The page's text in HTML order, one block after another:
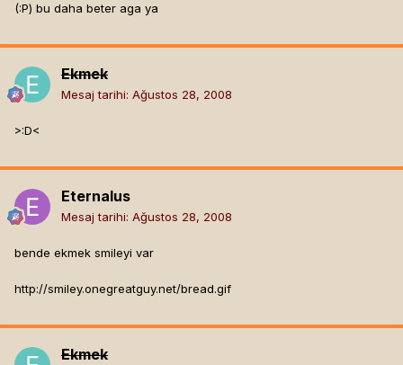
(:P) bu daha beter aga ya
Ekmek
Mesaj tarihi: Ağustos 28, 2008
>:D<
Eternalus
Mesaj tarihi: Ağustos 28, 2008
bende ekmek smileyi var
http://smiley.onegreatguy.net/bread.gif
Ekmek